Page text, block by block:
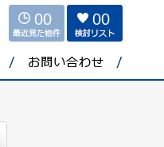
00 00